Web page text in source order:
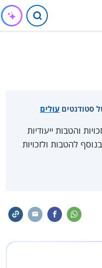
סטודנטים עולים
והטבות ייעודיות
להטבות ולזכויות
ראו בפורטל